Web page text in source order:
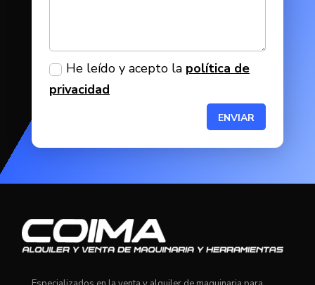
He leído y acepto la política de
privacidad
ENVIAR